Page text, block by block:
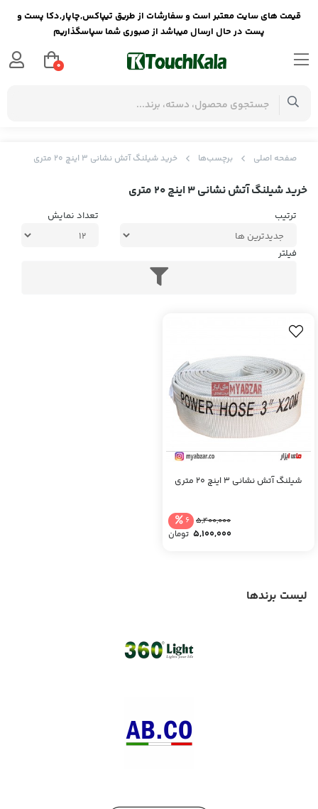
صفحه اصلی برچسب‌ها خرید شیلنگ آتش نشانی 3 اینچ 20 متری
خرید شیلنگ آتش نشانی 3 اینچ 20 متری
ترتیب تعداد نمایش
فیلتر
شیلنگ آتش نشانی 3 اینچ 20 متری
5,400,000
6
5,100,000 تومان
لیست برندها
قیمت های سایت معتبر است و سفارشات از طریق تیپاکس,چاپار,دکا پست و
پست در حال ارسال میباشد از صبوری شما سپاسگذاریم
0